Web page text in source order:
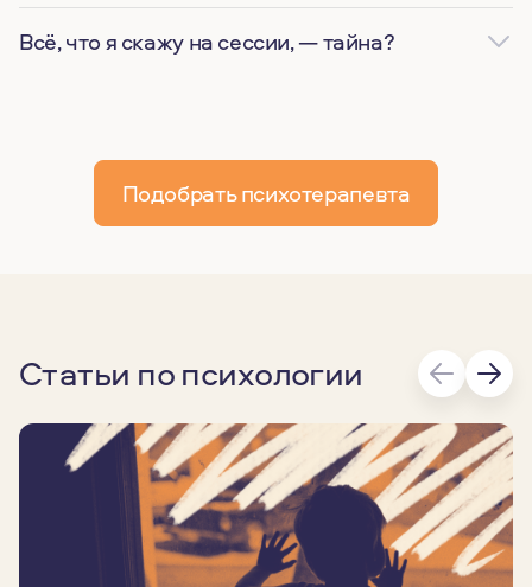
Всё, что я скажу на сессии, — тайна?
Подобрать психотерапевта
Статьи по психологии